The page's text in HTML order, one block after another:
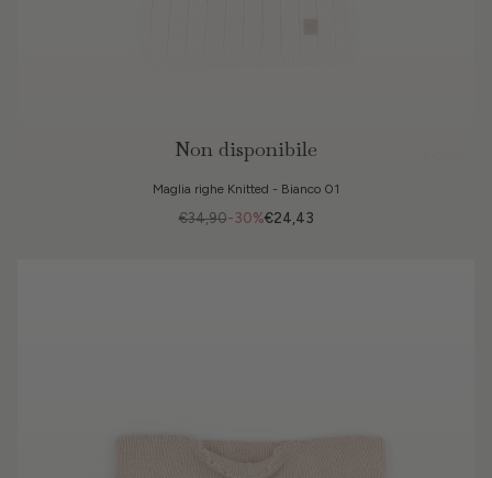
Non disponibile
Maglia righe Knitted - Bianco 01
-30%
€34,90 €24,43